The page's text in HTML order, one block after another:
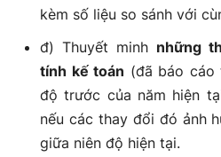
kèm số liệu so sánh với
đ) Thuyết minh những
tính kế toán (đã báo cáo
độ trước của năm hiện
nếu các thay đổi đó ảnh
giữa niên độ hiện tại.